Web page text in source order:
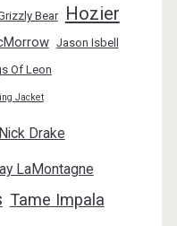
Bear Hozier
Jason Isbell
Of Leon
Jacket
Nick Drake
LaMontagne
Tame Impala